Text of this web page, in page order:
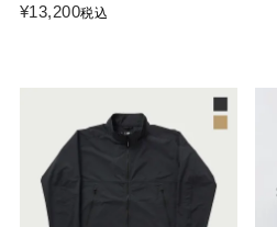
¥13,200税込